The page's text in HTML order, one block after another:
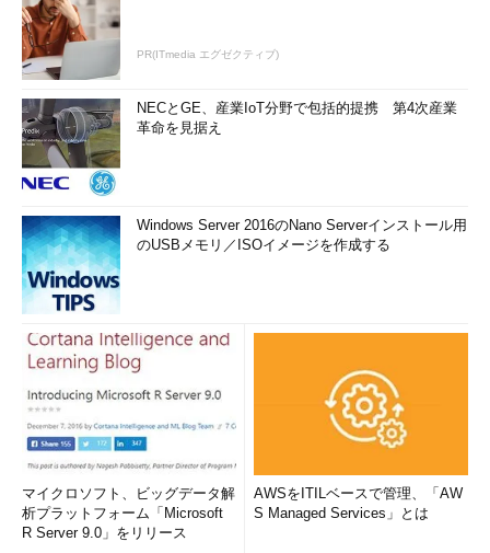
PR(ITmedia エグゼクティブ)
NECとGE、産業IoT分野で包括的提携 第4次産業
革命を見据え
Windows Server 2016のNano Serverインストール用
のUSBメモリ／ISOイメージを作成する
マイクロソフト、ビッグデータ解
析プラットフォーム「Microsoft
R Server 9.0」をリリース
AWSをITILベースで管理、「AW
S Managed Services」とは